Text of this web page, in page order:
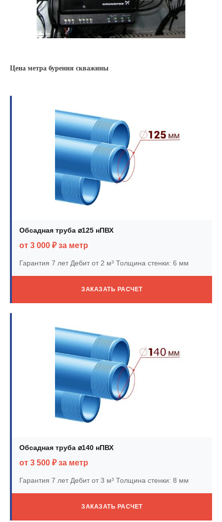
Цена метра бурения скважины
Обсадная труба ⌀125 нПВХ
от 3 000 ₽ за метр
Гарантия 7 летДебит от 2 м³ Толщина стенки: 6 мм
ЗАКАЗАТЬ РАСЧЕТ
Обсадная труба ⌀140 нПВХ
от 3 500 ₽ за метр
Гарантия 7 летДебит от 3 м³ Толщина стенки: 8 мм
ЗАКАЗАТЬ РАСЧЕТ